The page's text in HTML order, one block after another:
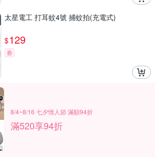
太星電工 打耳蚊4號 捕蚊拍(充電式)
$129
券
8/4~8/16 七夕情人節 滿額94折
滿520享94折